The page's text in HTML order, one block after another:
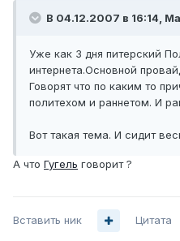
В 04.12.2007 в 16:14,
Уже как 3 дня питерский
интернета.Основной
Говорят что по каким то
политехом и раннетом. И
Вот такая тема. И сидит
А что Гугель говорит ?
Вставить ник Цитата